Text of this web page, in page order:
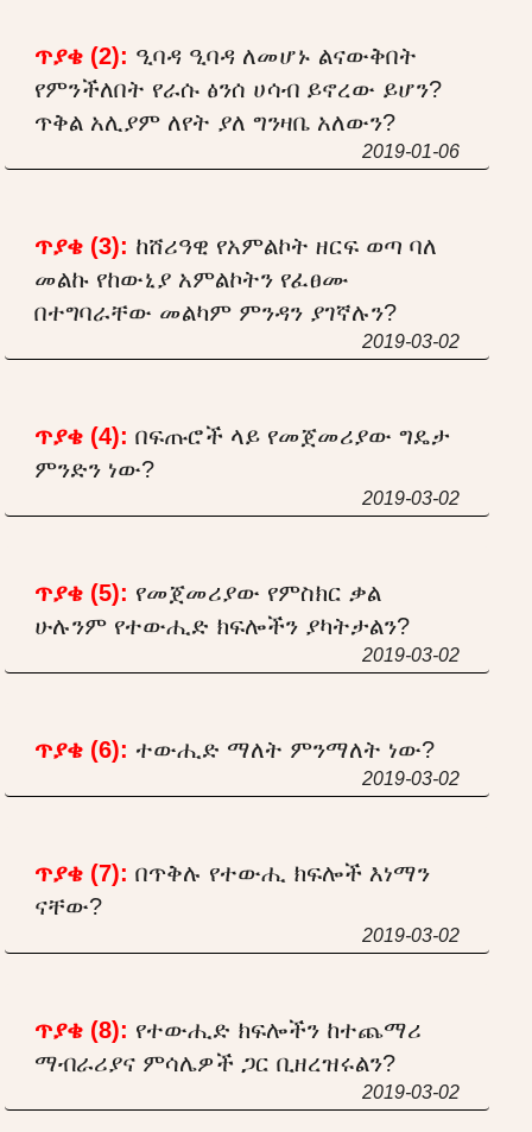
ጥያቄ (2): ዒባዳ ዒባዳ ለመሆኑ ልናውቅበት
የምንችለበት የራሱ ፅንሰ ሀሳብ ይኖረው ይሆን?
ጥቅል አሊያም ለየት ያለ ግንዛቤ አለውን?
2019-01-06
ጥያቄ (3): ከሸሪዓዊ የአምልኮት ዘርፍ ወጣ ባለ
መልኩ የከውኒያ አምልኮትን የፈፀሙ
በተግባራቸው መልካም ምንዳን ያገኛሉን?
2019-03-02
ጥያቄ (4): በፍጡሮች ላይ የመጀመሪያው ግዴታ
ምንድን ነው?
2019-03-02
ጥያቄ (5): የመጀመሪያው የምስክር ቃል
ሁሉንም የተውሒድ ክፍሎችን ያካትታልን?
2019-03-02
ጥያቄ (6): ተውሒድ ማለት ምንማለት ነው?
2019-03-02
ጥያቄ (7): በጥቅሉ የተውሒ ክፍሎች እነማን
ናቸው?
2019-03-02
ጥያቄ (8): የተውሒድ ክፍሎችን ከተጨማሪ
ማብራሪያና ምሳሌዎች ጋር ቢዘረዝሩልን?
2019-03-02